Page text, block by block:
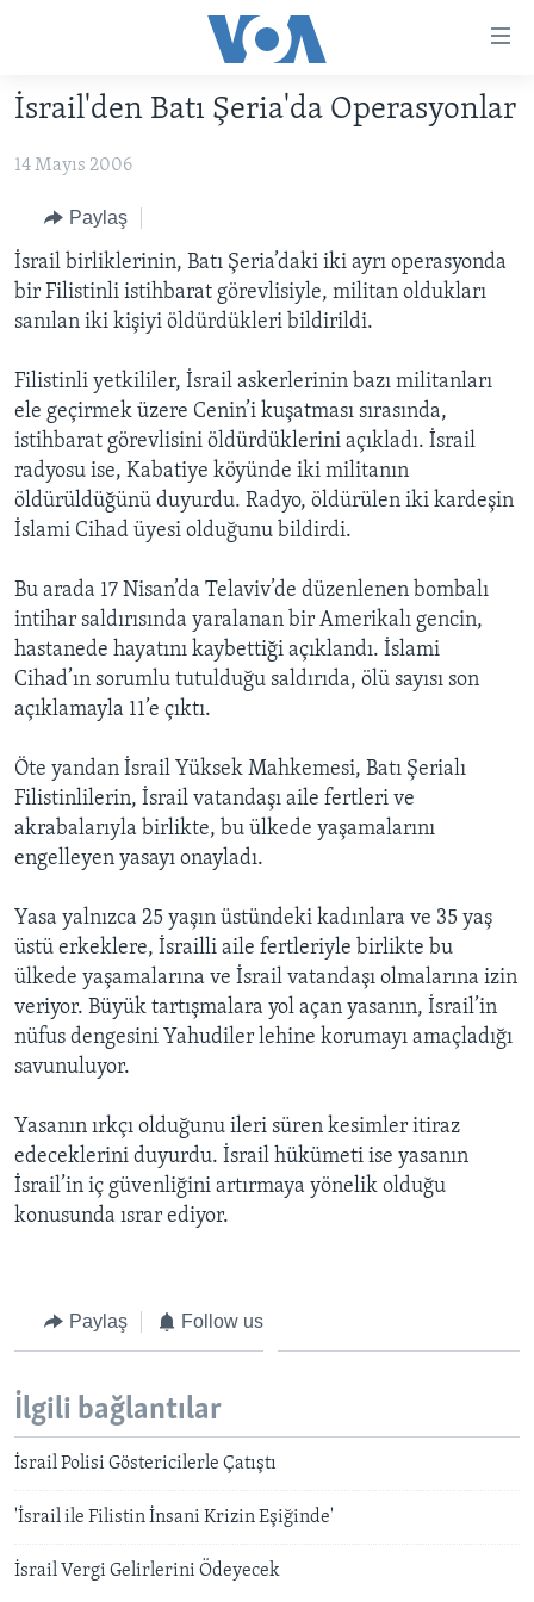
geç
navigasyona
geç
TÜRKİYE
AMERİKA
ORTADOĞU
AVRUPA
SAĞLIK
BİLİM VE TEKNOLOJİ
EKONOMİ
SANAT
PROGRAMLAR
AMERİKA'DA YAŞAM
UKRAYNA KRİZİ
YAPAY ZEKA
YORUMLAR
AMERIKA'YA ÖZEL
İNGİLİZCE DERSLERİ
MULTİMEDYA
VİDEO GALERİ
FOTO GALERİ
LEARNING ENGLISH
Diller
İsrail'den Batı Şeria'da Operasyonlar
14 Mayıs 2006
Paylaş
İsrail birliklerinin, Batı Şeria’daki iki ayrı operasyonda
bir Filistinli istihbarat görevlisiyle, militan oldukları
sanılan iki kişiyi öldürdükleri bildirildi.
Filistinli yetkililer, İsrail askerlerinin bazı militanları
ele geçirmek üzere Cenin’i kuşatması sırasında,
istihbarat görevlisini öldürdüklerini açıkladı. İsrail
radyosu ise, Kabatiye köyünde iki militanın
öldürüldüğünü duyurdu. Radyo, öldürülen iki kardeşin
İslami Cihad üyesi olduğunu bildirdi.
Bu arada 17 Nisan’da Telaviv’de düzenlenen bombalı
intihar saldırısında yaralanan bir Amerikalı gencin,
hastanede hayatını kaybettiği açıklandı. İslami
Cihad’ın sorumlu tutulduğu saldırıda, ölü sayısı son
açıklamayla 11’e çıktı.
Öte yandan İsrail Yüksek Mahkemesi, Batı Şerialı
Filistinlilerin, İsrail vatandaşı aile fertleri ve
akrabalarıyla birlikte, bu ülkede yaşamalarını
engelleyen yasayı onayladı.
Yasa yalnızca 25 yaşın üstündeki kadınlara ve 35 yaş
üstü erkeklere, İsrailli aile fertleriyle birlikte bu
ülkede yaşamalarına ve İsrail vatandaşı olmalarına izin
veriyor. Büyük tartışmalara yol açan yasanın, İsrail’in
nüfus dengesini Yahudiler lehine korumayı amaçladığı
savunuluyor.
Yasanın ırkçı olduğunu ileri süren kesimler itiraz
edeceklerini duyurdu. İsrail hükümeti ise yasanın
İsrail’in iç güvenliğini artırmaya yönelik olduğu
konusunda ısrar ediyor.
Paylaş Follow us
İlgili bağlantılar
İsrail Polisi Göstericilerle Çatıştı
'İsrail ile Filistin İnsani Krizin Eşiğinde'
İsrail Vergi Gelirlerini Ödeyecek